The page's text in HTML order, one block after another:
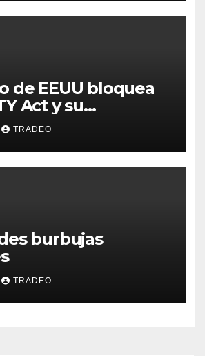
de EEUU bloquea
Act y su
en 2026 peligra
TRADEO
burbujas
TRADEO